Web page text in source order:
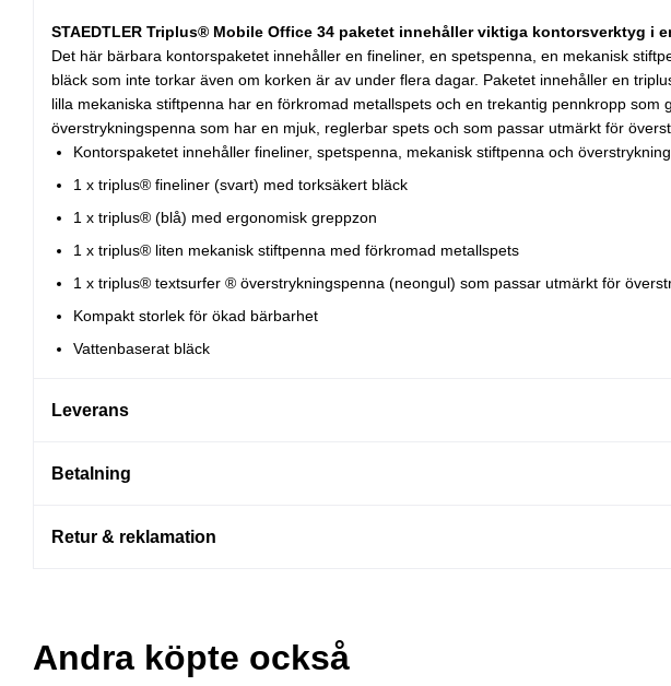
STAEDTLER Triplus® Mobile Office 34 paketet innehåller viktiga kontorsverktyg i
Det här bärbara kontorspaketet innehåller en fineliner, en spetspenna, en mekanisk
bläck som inte torkar även om korken är av under flera dagar. Paketet innehåller en
lilla mekaniska stiftpenna har en förkromad metallspets och en trekantig pennkropp
överstrykningspenna som har en mjuk, reglerbar spets och som passar utmärkt för
Kontorspaketet innehåller fineliner, spetspenna, mekanisk stiftpenna och
1 x triplus® fineliner (svart) med torksäkert bläck
1 x triplus® (blå) med ergonomisk greppzon
1 x triplus® liten mekanisk stiftpenna med förkromad metallspets
1 x triplus® textsurfer ® överstrykningspenna (neongul) som passar utmärkt för
Kompakt storlek för ökad bärbarhet
Vattenbaserat bläck
Leverans
Betalning
Retur & reklamation
Andra köpte också